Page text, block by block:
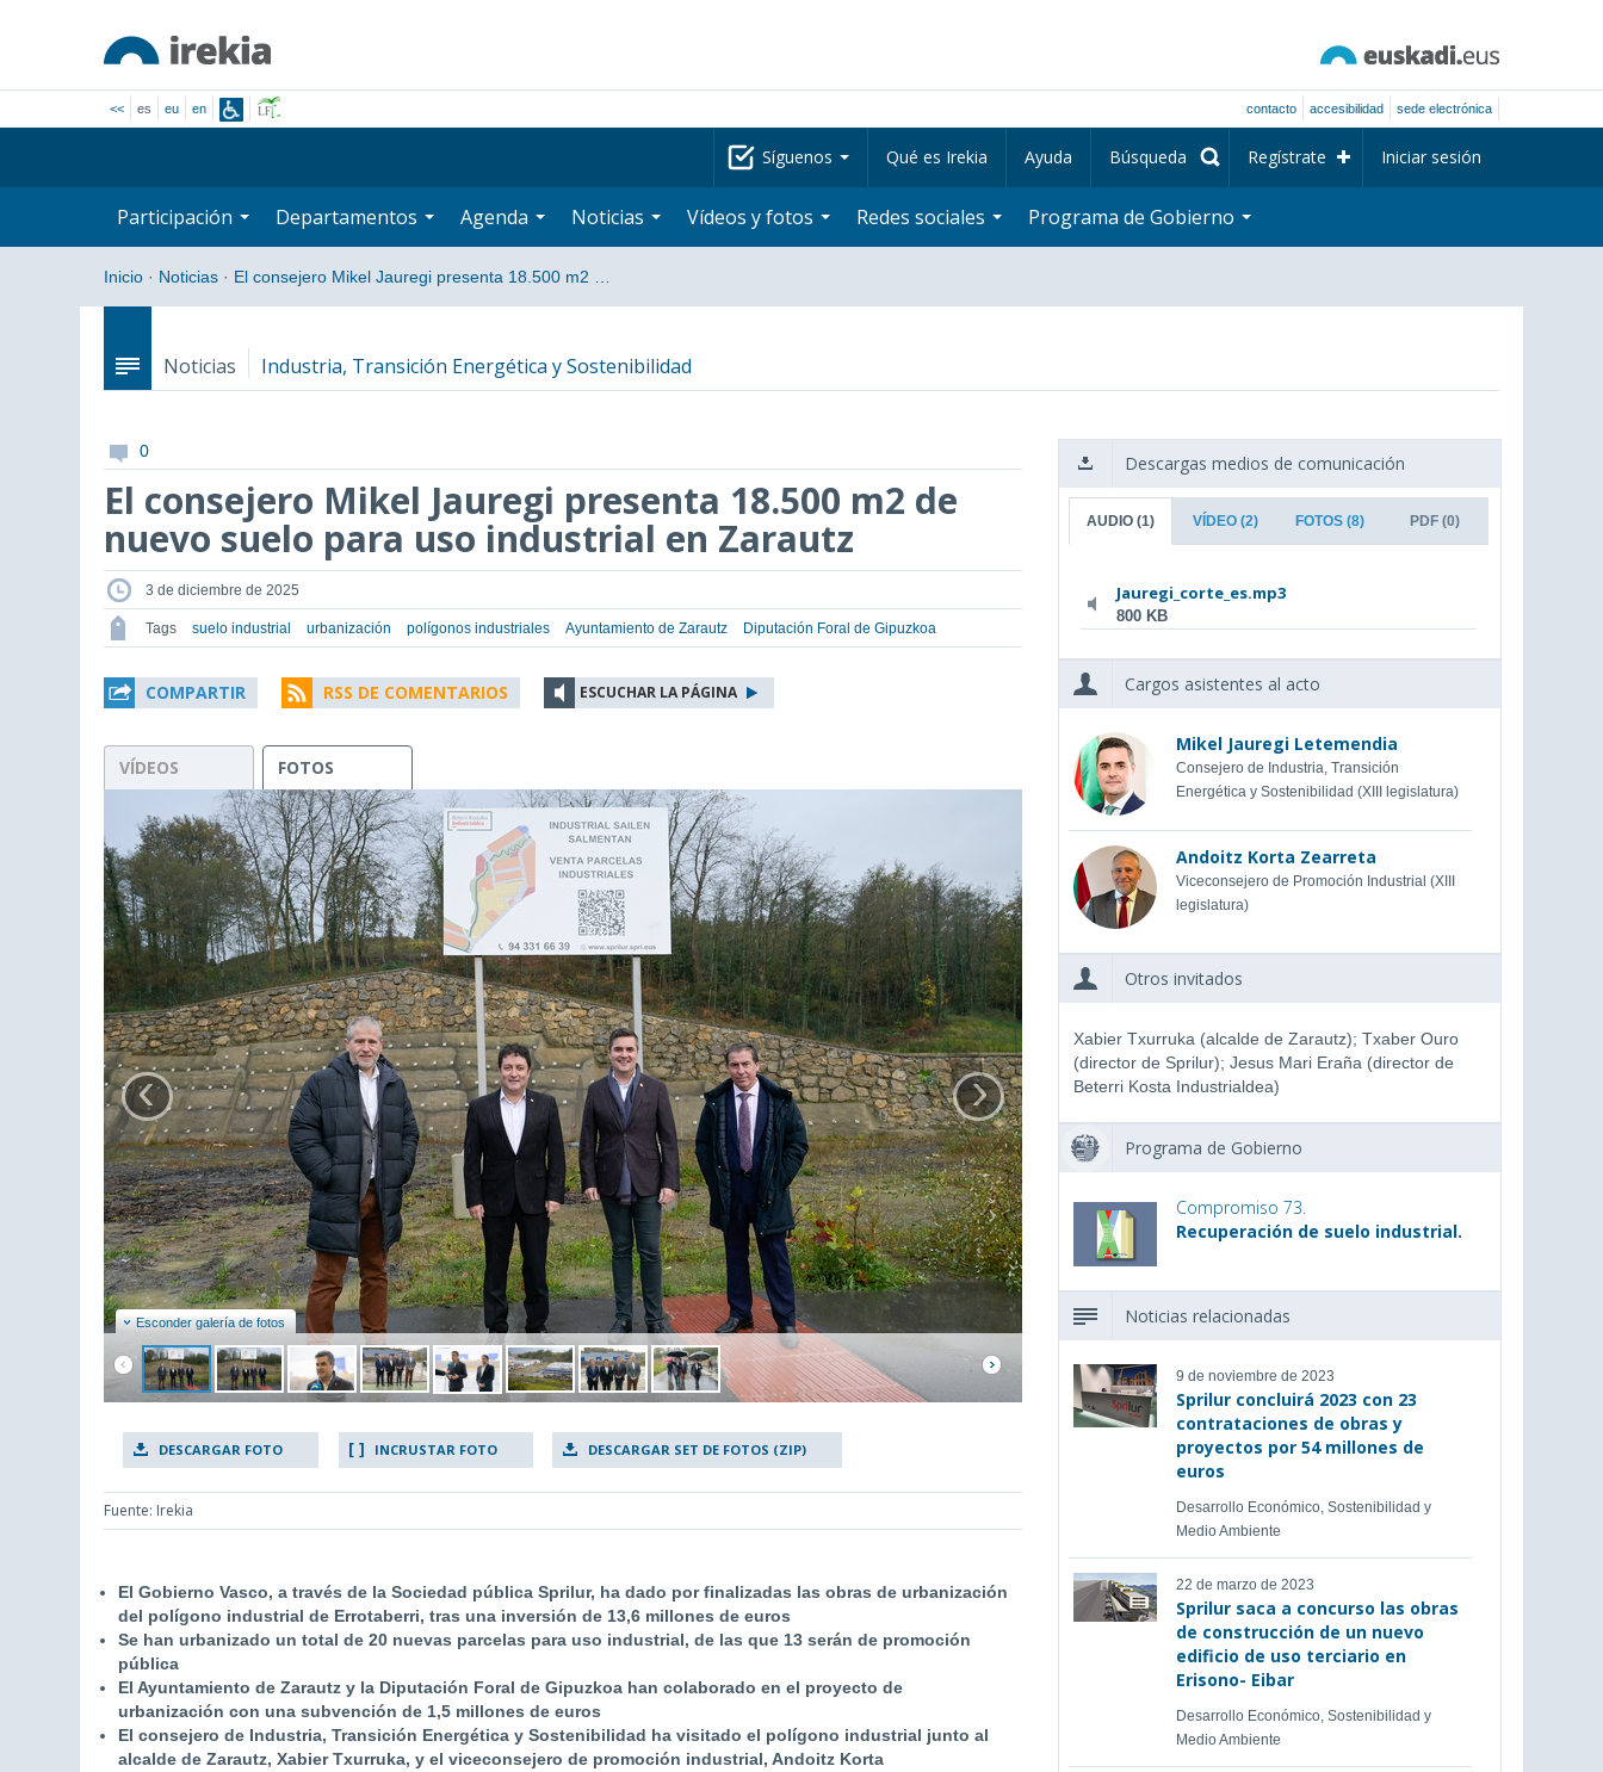
<< es eu en contacto accesibilidad sede electrónica
Síguenos Qué es Irekia Ayuda Búsqueda Regístrate Iniciar sesión
Participación Departamentos Agenda Noticias Vídeos y fotos Redes sociales Programa de Gobierno
Inicio · Noticias · El consejero Mikel Jauregi presenta 18.500 m2 …
Noticias Industria, Transición Energética y Sostenibilidad
0
El consejero Mikel Jauregi presenta 18.500 m2 de
nuevo suelo para uso industrial en Zarautz
3 de diciembre de 2025
Tags suelo industrial urbanización polígonos industriales Ayuntamiento de Zarautz Diputación Foral de Gipuzkoa
COMPARTIR RSS DE COMENTARIOS ESCUCHAR LA PÁGINA
VÍDEOS FOTOS
‹ ›
Esconder galería de fotos
DESCARGAR FOTO INCRUSTAR FOTO DESCARGAR SET DE FOTOS (ZIP)
Fuente: Irekia
El Gobierno Vasco, a través de la Sociedad pública Sprilur, ha dado por finalizadas las obras de urbanización
del polígono industrial de Errotaberri, tras una inversión de 13,6 millones de euros
Se han urbanizado un total de 20 nuevas parcelas para uso industrial, de las que 13 serán de promoción
pública
El Ayuntamiento de Zarautz y la Diputación Foral de Gipuzkoa han colaborado en el proyecto de
urbanización con una subvención de 1,5 millones de euros
El consejero de Industria, Transición Energética y Sostenibilidad ha visitado el polígono industrial junto al
alcalde de Zarautz, Xabier Txurruka, y el viceconsejero de promoción industrial, Andoitz Korta
Descargas medios de comunicación
AUDIO(1) VÍDEO(2) FOTOS (8) PDF (0)
Jauregi_corte_es.mp3
800 KB
Cargos asistentes al acto
Mikel Jauregi Letemendia
Consejero de Industria, Transición
Energética y Sostenibilidad (XIII legislatura)
Andoitz Korta Zearreta
Viceconsejero de Promoción Industrial (XIII
legislatura)
Otros invitados
Xabier Txurruka (alcalde de Zarautz); Txaber Ouro
(director de Sprilur); Jesus Mari Eraña (director de
Beterri Kosta Industrialdea)
Programa de Gobierno
Compromiso 73.
Recuperación de suelo industrial.
Noticias relacionadas
9 de noviembre de 2023
Sprilur concluirá 2023 con 23
contrataciones de obras y
proyectos por 54 millones de
euros
Desarrollo Económico, Sostenibilidad y
Medio Ambiente
22 de marzo de 2023
Sprilur saca a concurso las obras
de construcción de un nuevo
edificio de uso terciario en
Erisono- Eibar
Desarrollo Económico, Sostenibilidad y
Medio Ambiente